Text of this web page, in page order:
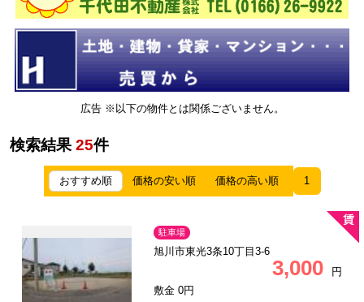
お気に入り 売買 賃貸
広告 ※以下の物件とは関係ございません。
検索結果 25件
おすすめ順 価格の安い順 価格の高い順 1
駐車場
旭川市東光3条10丁目3-6
3,000
円
敷金 0円